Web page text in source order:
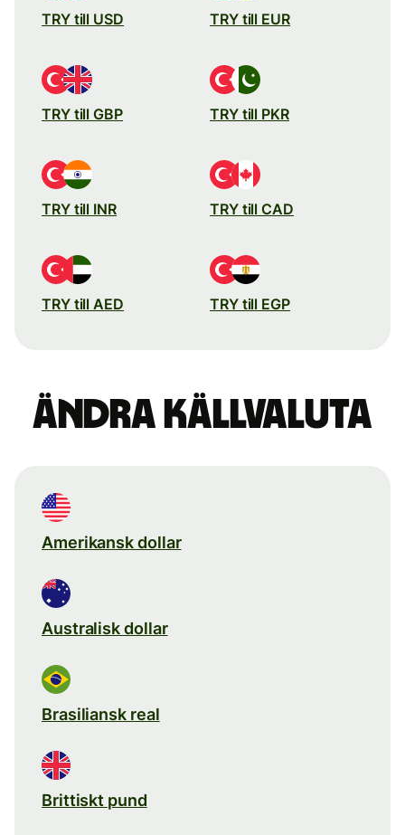
TRY till USD TRY till EUR
TRY till GBP TRY till PKR
TRY till INR TRY till CAD
TRY till AED TRY till EGP
Ändra källvaluta
Amerikansk dollar
Australisk dollar
Brasiliansk real
Brittiskt pund